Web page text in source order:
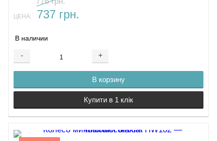
ЦЕНА: 737 грн.
В наличии
- +
В корзину
Купити в 1 клік